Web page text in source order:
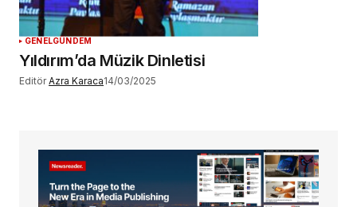
GENELGÜNDEM
Yıldırım’da Müzik Dinletisi
Editör Azra Karaca14/03/2025